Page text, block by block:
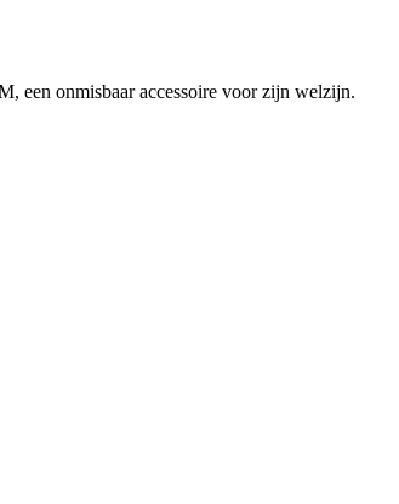
een onmisbaar accessoire voor zijn welzijn.